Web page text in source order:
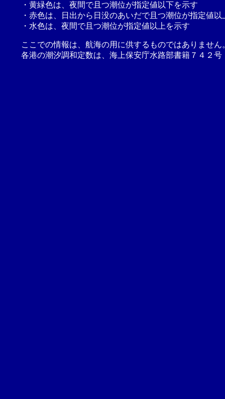
・黄緑色は、夜間で且つ潮位が指定値以下を示す
・赤色は、日出から日没のあいだで且つ潮位が指定値以
・水色は、夜間で且つ潮位が指定値以上を示す
ここでの情報は、航海の用に供するものではありませ
各港の潮汐調和定数は、海上保安庁水路部書籍７４２